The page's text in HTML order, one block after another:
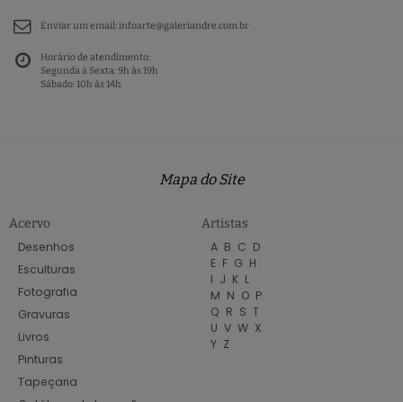
Enviar um email:infoarte@galeriandre.com.br
Horário de atendimento:
Segunda à Sexta: 9h às 19h
Sábado: 10h às 14h
Mapa do Site
Acervo
Desenhos
Esculturas
Fotografia
Gravuras
Livros
Pinturas
Tapeçaria
Artistas
A B C D
E F G H
I J K L
M N O P
Q R S T
U V W X
Y Z